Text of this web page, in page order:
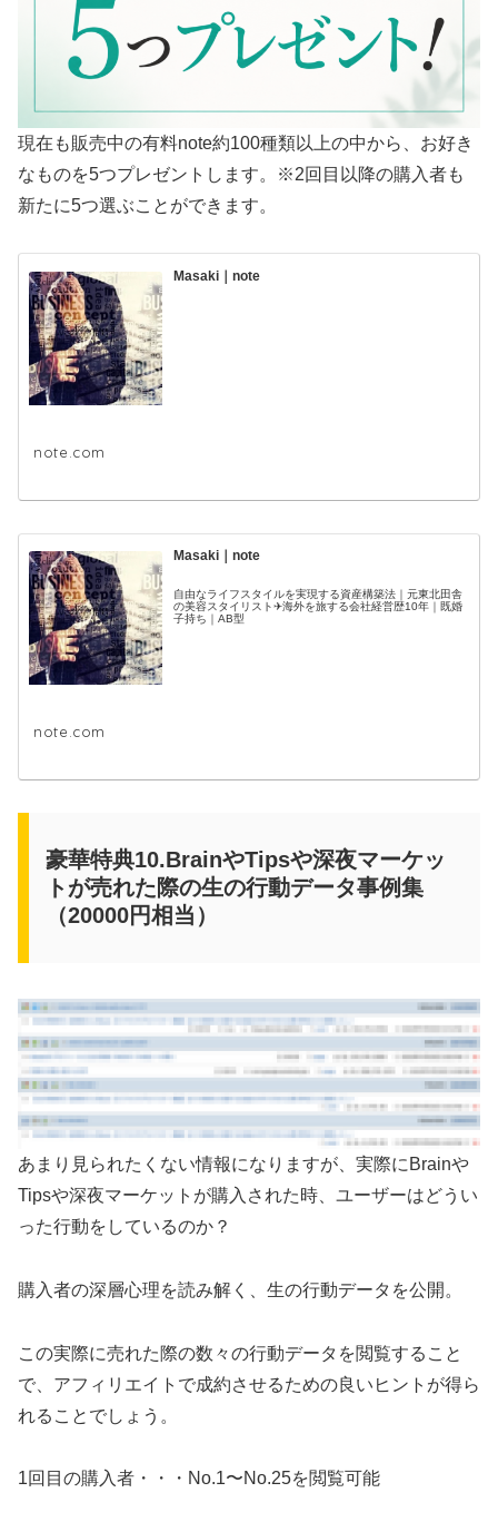
現在も販売中の有料note約100種類以上の中から、お好き
なものを5つプレゼントします。※2回目以降の購入者も
新たに5つ選ぶことができます。
Masaki｜note
note.com
Masaki｜note
自由なライフスタイルを実現する資産構築法｜元東北田舎
の美容スタイリスト✈海外を旅する会社経営歴10年｜既婚
子持ち｜AB型
note.com
豪華特典10.BrainやTipsや深夜マーケッ
トが売れた際の生の行動データ事例集
（20000円相当）
あまり見られたくない情報になりますが、実際にBrainや
Tipsや深夜マーケットが購入された時、ユーザーはどうい
った行動をしているのか？
購入者の深層心理を読み解く、生の行動データを公開。
この実際に売れた際の数々の行動データを閲覧すること
で、アフィリエイトで成約させるための良いヒントが得ら
れることでしょう。
1回目の購入者・・・No.1〜No.25を閲覧可能